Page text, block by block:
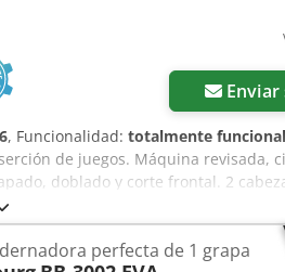
, Funcionalidad: totalmente funcional
de juegos. Máquina revisada,
doblado y corte frontal. 2
caballete, bloque y en esquina.
400 kg. Incluye 4 bobinas de
a precio justo! Djdpfx Aszaay
perfecta de 1 grapa